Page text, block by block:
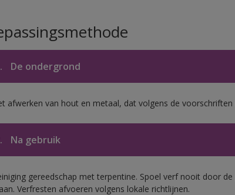
De ondergrond
afwerken van hout en metaal, dat volgens de voorschriften
Na gebruik
gereedschap met terpentine. Spoel verf nooit door
Verfresten afvoeren volgens lokale richtlijnen.